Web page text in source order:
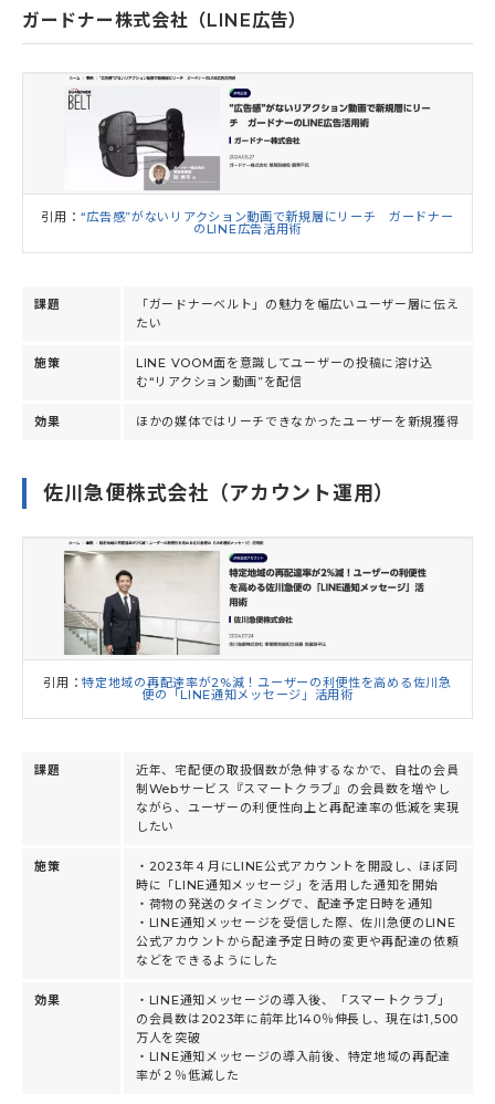
ガードナー株式会社（LINE広告）
引用： “広告感”がないリアクション動画で新規層にリーチ ガードナー
のLINE広告活用術
課題
「ガードナーベルト」の魅力を幅広いユーザー層に伝え
たい
施策
LINE VOOM面を意識してユーザーの投稿に溶け込
む“リアクション動画”を配信
効果 ほかの媒体ではリーチできなかったユーザーを新規獲得
佐川急便株式会社（アカウント運用）
引用：特定地域の再配達率が2%減！ユーザーの利便性を高める佐川急
便の「LINE通知メッセージ」活用術
課題
近年、宅配便の取扱個数が急伸するなかで、自社の会員
制Webサービス『スマートクラブ』の会員数を増やし
ながら、ユーザーの利便性向上と再配達率の低減を実現
したい
施策
・2023年４月にLINE公式アカウントを開設し、ほぼ同
時に「LINE通知メッセージ」を活用した通知を開始
・荷物の発送のタイミングで、配達予定日時を通知
・LINE通知メッセージを受信した際、佐川急便のLINE
公式アカウントから配達予定日時の変更や再配達の依頼
などをできるようにした
効果
・LINE通知メッセージの導入後、「スマートクラブ」
の会員数は2023年に前年比140％伸長し、現在は1,500
万人を突破
・LINE通知メッセージの導入前後、特定地域の再配達
率が２％低減した